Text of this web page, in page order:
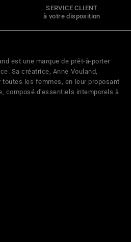
SERVICE CLIENT
à votre disposition
est une marque de prêt-à-porter
Sa créatrice, Anne Vouland,
les femmes, en leur proposant
composé d'essentiels intemporels à